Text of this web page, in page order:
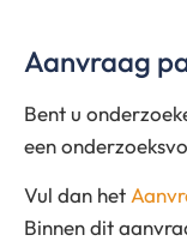
Aanvraag
Bent u
een
Vul dan het
Binnen dit